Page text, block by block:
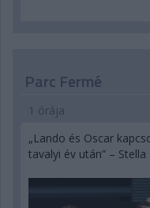
Parc Fermé
1 órája
„Lando és Oscar
tavalyi év után” – Stella